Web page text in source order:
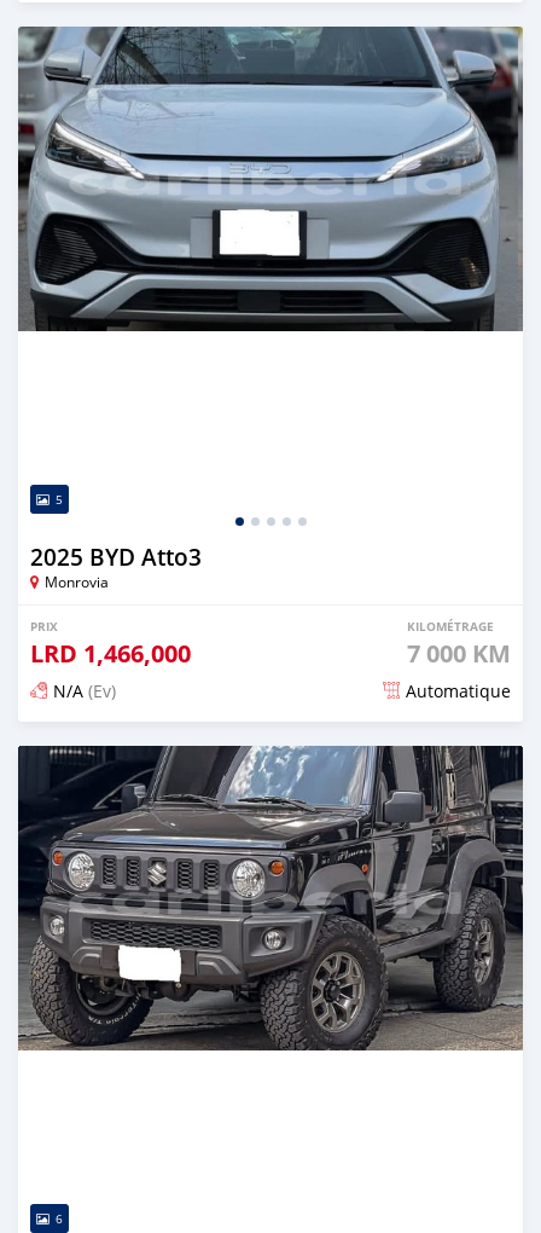
Publié il y a 3 mois
5
2025 BYD Atto3
Monrovia
PRIX
LRD 1,466,000
KILOMÉTRAGE
7 000 KM
N/A (Ev) Automatique
Publié il y a 3 mois
6